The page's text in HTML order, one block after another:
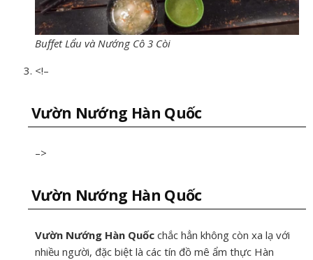
Buffet Lẩu và Nướng Cô 3 Còi
<!–
Vườn Nướng Hàn Quốc
–>
Vườn Nướng Hàn Quốc
Vườn Nướng Hàn Quốc chắc hẳn không còn xa lạ với
nhiều người, đặc biệt là các tín đồ mê ẩm thực Hàn